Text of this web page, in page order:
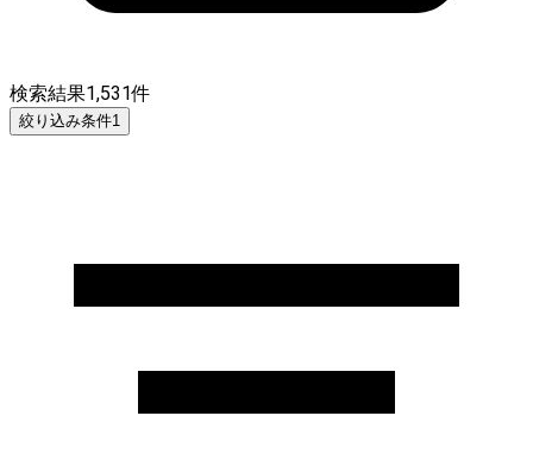
検索結果1,531件
絞り込み条件1